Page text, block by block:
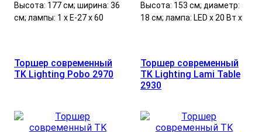
Высота: 177 см; ширина: 36
см; лампы: 1 х Е-27 х 60
Высота: 153 см; диаметр:
18 см; лампа: LED х 20 Вт x
Торшер современный
TK Lighting Pobo 2970
Торшер современный
TK Lighting Lami Table
2930